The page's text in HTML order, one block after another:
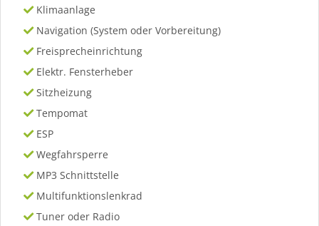
Klimaanlage
Navigation (System oder Vorbereitung)
Freisprecheinrichtung
Elektr. Fensterheber
Sitzheizung
Tempomat
ESP
Wegfahrsperre
MP3 Schnittstelle
Multifunktionslenkrad
Tuner oder Radio